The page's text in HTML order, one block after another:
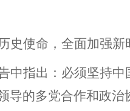
史使命，全面加强
中指出 ：必须坚持
导的多党合作和政